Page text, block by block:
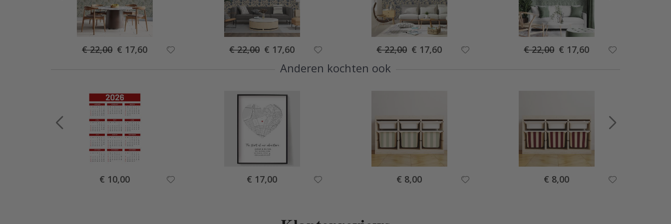
€ 22,00 Special
Price
€ 17,60 € 22,00 Special
Price
€ 17,60 € 22,00 Special
Price
€ 17,60 € 22,00 Special
Price
€ 17,60
Anderen kochten ook
Special
Price
€ 10,00 Special
Price
€ 17,00 Special
Price
€ 8,00 Special
Price
€ 8,00